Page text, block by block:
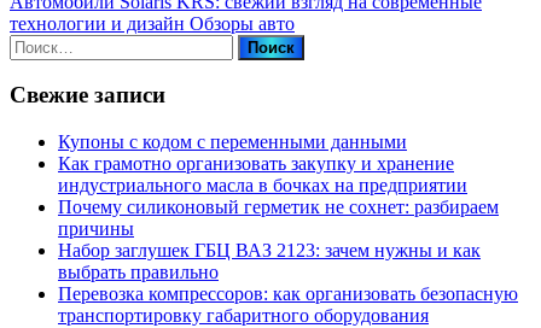
технологии и дизайн Обзоры авто
Найти:
Свежие записи
Купоны c кодом с переменными данными
Как грамотно организовать закупку и хранение
индустриального масла в бочках на предприятии
Почему силиконовый герметик не сохнет: разбираем
причины
Набор заглушек ГБЦ ВАЗ 2123: зачем нужны и как
выбрать правильно
Перевозка компрессоров: как организовать безопасную
транспортировку габаритного оборудования